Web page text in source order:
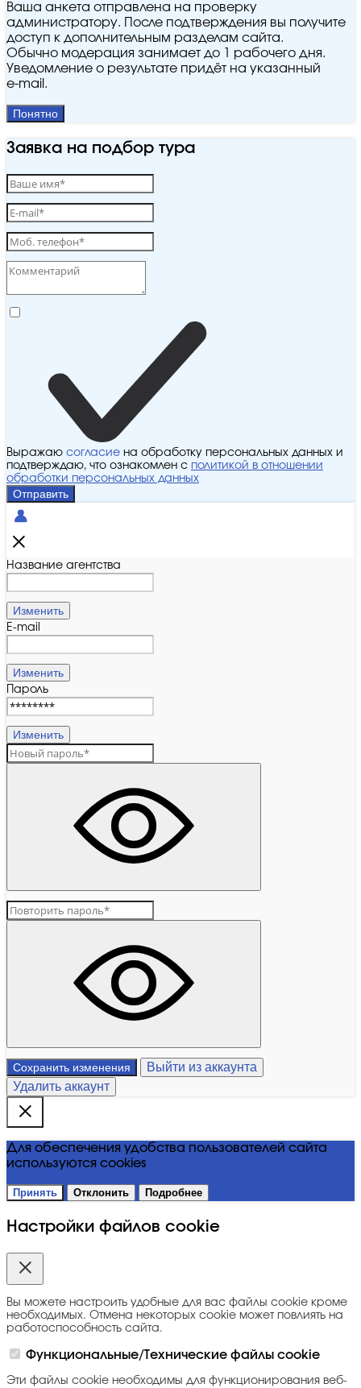
Ваша анкета отправлена на проверку
администратору. После подтверждения вы получите
доступ к дополнительным разделам сайта.
Обычно модерация занимает до 1 рабочего дня.
Уведомление о результате придёт на указанный
e‑mail.
Понятно
Заявка на подбор тура
Выражаю согласие на обработку персональных данных и
подтверждаю, что ознакомлен с политикой в отношении
обработки персональных данных
Отправить
Название агентства
Изменить
E-mail
Изменить
Пароль
Изменить
Сохранить изменения
Выйти из аккаунта
Удалить аккаунт
Для обеспечения удобства пользователей сайта
используются cookies
Принять Отклонить Подробнее
Настройки файлов cookie
Вы можете настроить удобные для вас файлы cookie кроме
необходимых. Отмена некоторых cookie может повлиять на
работоспособность сайта.
Функциональные/Технические файлы cookie
Эти файлы cookie необходимы для функционирования веб-